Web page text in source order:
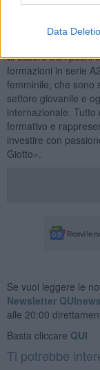
Data
per questo duplice,
di essere tra i pochi
formazioni in serie
femminile, che sono
settore giovanile e
internazionale.
formativo e
investire con
Giotto».
Se vuoi leggere le
Newsletter
alle 20:00
Basta cliccare QUI
Ti potrebbe